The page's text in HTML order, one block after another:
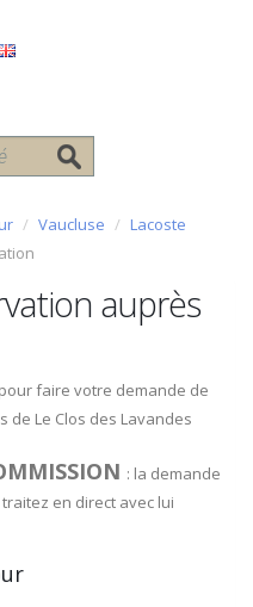
Vaucluse
Lacoste
auprès
faire votre demande de
Le Clos des Lavandes
: la demande
en direct avec lui